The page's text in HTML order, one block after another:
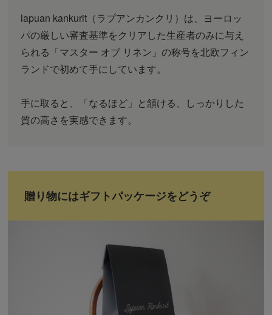
lapuan kankurit（ラプアンカンクリ）は、ヨーロッ
パの厳しい審査基準をクリアした生産者のみに与え
られる「マスター オブ リネン」の称号を北欧フィン
ランドで初めて手にしています。
手に取ると、「なるほど」と頷ける、しっかりした
質の高さを実感できます。
贈り物にはギフトパッケージをどうぞ